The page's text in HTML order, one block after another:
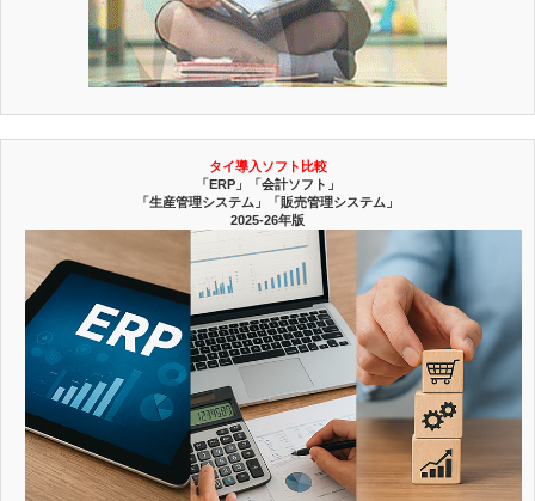
タイ導入ソフト比較
「ERP」「会計ソフト」
「生産管理システム」「販売管理システム」
2025-26年版